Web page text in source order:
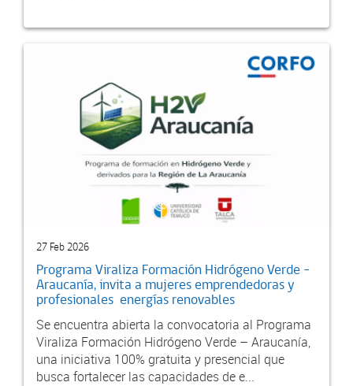
27 Feb 2026
Programa Viraliza Formación Hidrógeno Verde –
Araucanía, invita a mujeres emprendedoras y
profesionales energías renovables
Se encuentra abierta la convocatoria al Programa
Viraliza Formación Hidrógeno Verde – Araucanía,
una iniciativa 100% gratuita y presencial que
busca fortalecer las capacidades de e...